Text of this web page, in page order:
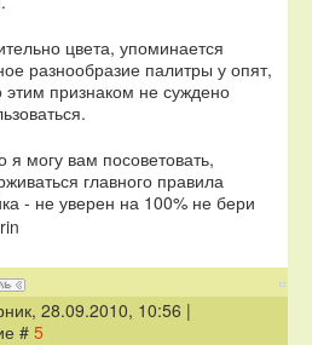
цвета, упоминается
разнообразие палитры у опят,
этим признаком не суждено
я могу вам посоветовать,
главного правила
- не уверен на 100% не бери
28.09.2010, 10:56 |
#5